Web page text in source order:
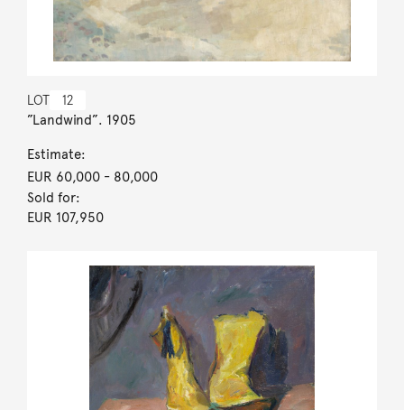
LOT 12
”Landwind”. 1905
Estimate:
EUR 60,000- 80,000
Sold for:
EUR 107,950